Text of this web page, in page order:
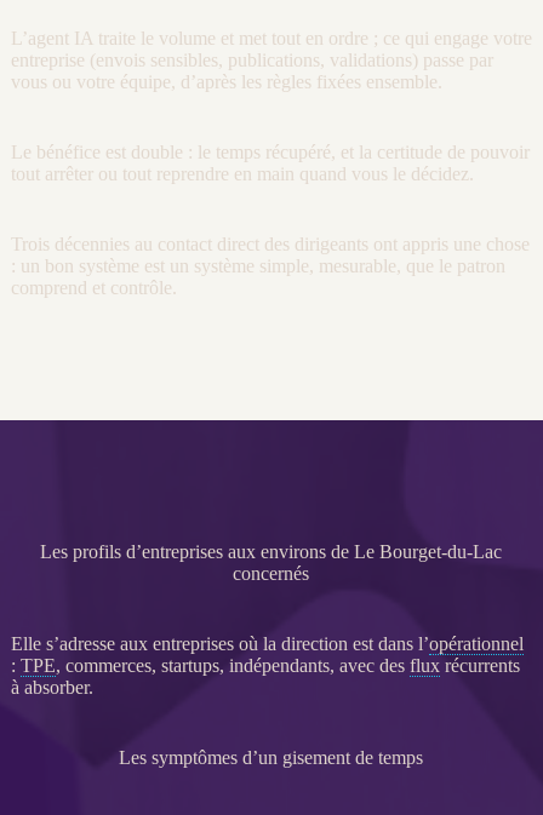
L’agent IA traite le volume et met tout en ordre ; ce qui engage votre
entreprise (envois sensibles, publications, validations) passe par
vous ou votre équipe, d’après les règles fixées ensemble.
Le bénéfice est double : le temps récupéré, et la certitude de pouvoir
tout arrêter ou tout reprendre en main quand vous le décidez.
Trois décennies au contact direct des dirigeants ont appris une chose
: un bon système est un système simple, mesurable, que le patron
comprend et contrôle.
Les profils d’entreprises aux environs de Le Bourget-du-Lac
concernés
Elle s’adresse aux entreprises où la direction est dans l’opérationnel
: TPE, commerces, startups, indépendants, avec des fluxrécurrents
à absorber.
Les symptômes d’un gisement de temps